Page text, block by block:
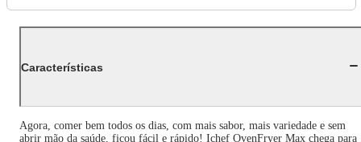
Características
Agora, comer bem todos os dias, com mais sabor, mais variedade e sem
abrir mão da saúde, ficou fácil e rápido! Ichef OvenFryer Max chega para